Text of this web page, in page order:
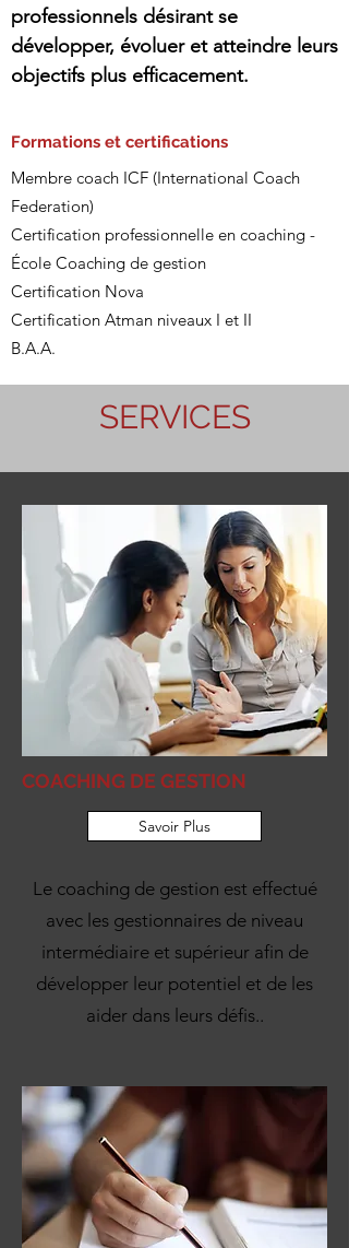
professionnels désirant se
développer, évoluer et atteindre leurs
objectifs plus efficacement.
Formations et certifications
Membre coach ICF (International Coach
Federation)
Certification professionnelle en coaching -
École Coaching de gestion
Certification Nova
Certification Atman niveaux I et II
B.A.A.
SERVICES
COACHING DE GESTION
Savoir Plus
Le coaching de gestion est effectué
avec les gestionnaires de niveau
intermédiaire et supérieur afin de
développer leur potentiel et de les
aider dans leurs défis..